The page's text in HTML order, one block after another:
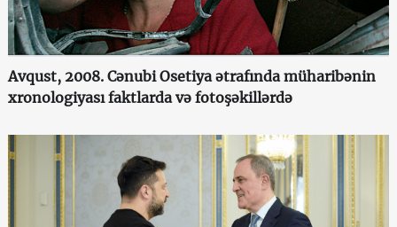
Avqust, 2008. Cənubi Osetiya ətrafında müharibənin
xronologiyası faktlarda və fotoşəkillərdə